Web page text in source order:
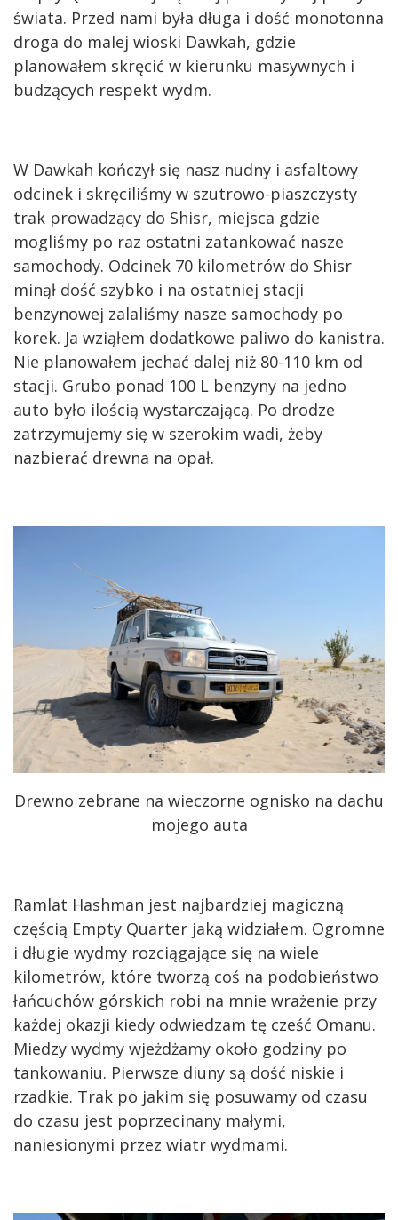
świata. Przed nami była długa i dość monotonna
droga do malej wioski Dawkah, gdzie
planowałem skręcić w kierunku masywnych i
budzących respekt wydm.
W Dawkah kończył się nasz nudny i asfaltowy
odcinek i skręciliśmy w szutrowo-piaszczysty
trak prowadzący do Shisr, miejsca gdzie
mogliśmy po raz ostatni zatankować nasze
samochody. Odcinek 70 kilometrów do Shisr
minął dość szybko i na ostatniej stacji
benzynowej zalaliśmy nasze samochody po
korek. Ja wziąłem dodatkowe paliwo do kanistra.
Nie planowałem jechać dalej niż 80-110 km od
stacji. Grubo ponad 100 L benzyny na jedno
auto było ilością wystarczającą. Po drodze
zatrzymujemy się w szerokim wadi, żeby
nazbierać drewna na opał.
Drewno zebrane na wieczorne ognisko na dachu
mojego auta
Ramlat Hashman jest najbardziej magiczną
częścią Empty Quarter jaką widziałem. Ogromne
i długie wydmy rozciągające się na wiele
kilometrów, które tworzą coś na podobieństwo
łańcuchów górskich robi na mnie wrażenie przy
każdej okazji kiedy odwiedzam tę cześć Omanu.
Miedzy wydmy wjeżdżamy około godziny po
tankowaniu. Pierwsze diuny są dość niskie i
rzadkie. Trak po jakim się posuwamy od czasu
do czasu jest poprzecinany małymi,
naniesionymi przez wiatr wydmami.